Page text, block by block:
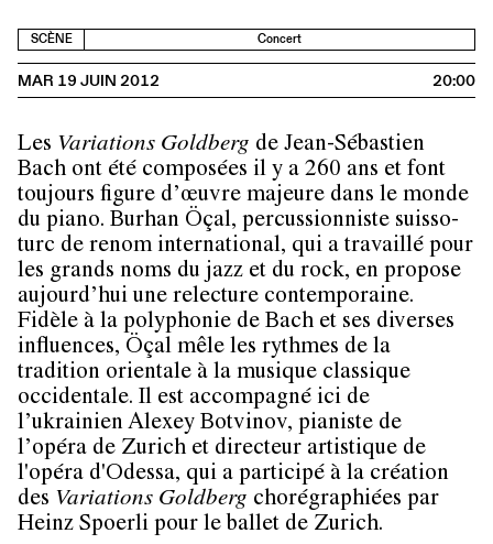
SCÈNE Concert
MAR 19 JUIN 2012 20:00
Les Variations Goldberg de Jean-Sébastien
Bach ont été composées il y a 260 ans et font
toujours figure d’œuvre majeure dans le monde
du piano. Burhan Öçal, percussionniste suisso-
turc de renom international, qui a travaillé pour
les grands noms du jazz et du rock, en propose
aujourd’hui une relecture contemporaine.
Fidèle à la polyphonie de Bach et ses diverses
influences, Öçal mêle les rythmes de la
tradition orientale à la musique classique
occidentale. Il est accompagné ici de
l’ukrainien Alexey Botvinov, pianiste de
l’opéra de Zurich et directeur artistique de
l'opéra d'Odessa, qui a participé à la création
des Variations Goldberg chorégraphiées par
Heinz Spoerli pour le ballet de Zurich.